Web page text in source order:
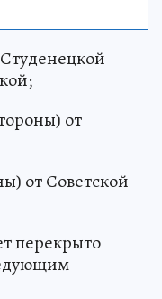
от
от Советской
перекрыто